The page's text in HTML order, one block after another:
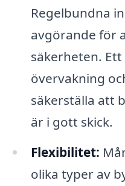
Regelbundna
avgörande för
säkerheten.
övervakning
säkerställa att
är i gott skick.
Flexibilitet:
olika typer av